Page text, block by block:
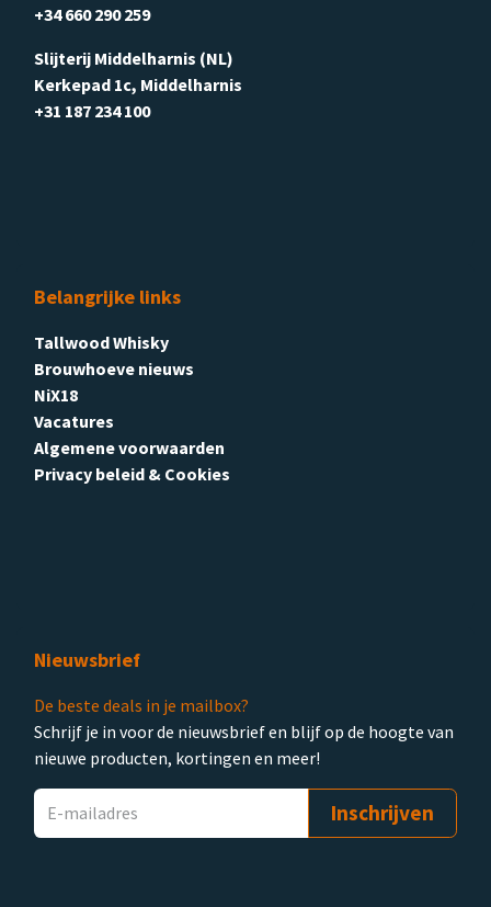
+34 660 290 259
Slijterij Middelharnis (NL)
Kerkepad 1c, Middelharnis
+31 187 234 100
Belangrijke links
Tallwood Whisky
Brouwhoeve nieuws
NiX18
Vacatures
Algemene voorwaarden
Privacy beleid & Cookies
Nieuwsbrief
De beste deals in je mailbox?
Schrijf je in voor de nieuwsbrief en blijf op de hoogte van
nieuwe producten, kortingen en meer!
Inschrijven